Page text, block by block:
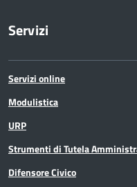
Servizi
Servizi online
Modulistica
URP
Strumenti di Tutela
Difensore Civico